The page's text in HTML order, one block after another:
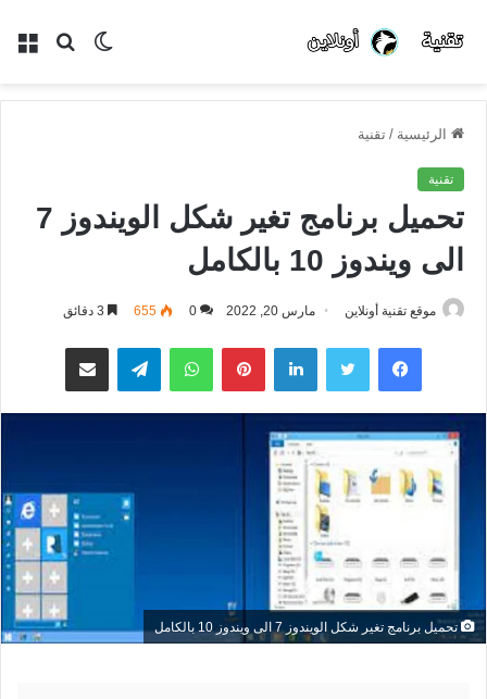
بحث الوضع
الرئيسية / تقنية
تقنية
تحميل برنامج تغير شكل الويندوز 7
الى ويندوز 10 بالكامل
موقع تقنية أونلاين مارس 20, 2022 0
655
فيسبوك تويتر لينكدإن بينتيريستواتساب تيلقرام مشاركة عبر البريد
تحميل برنامج تغير شكل الويندوز 7 الى ويندوز 10 بالكامل